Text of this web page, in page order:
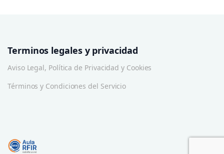
Terminos legales y privacidad
Aviso Legal, Política de Privacidad y Cookies
Términos y Condiciones del Servicio